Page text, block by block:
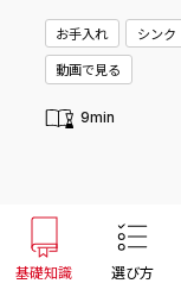
基礎知識 選び方
お手入れ シンク
動画で見る
9min